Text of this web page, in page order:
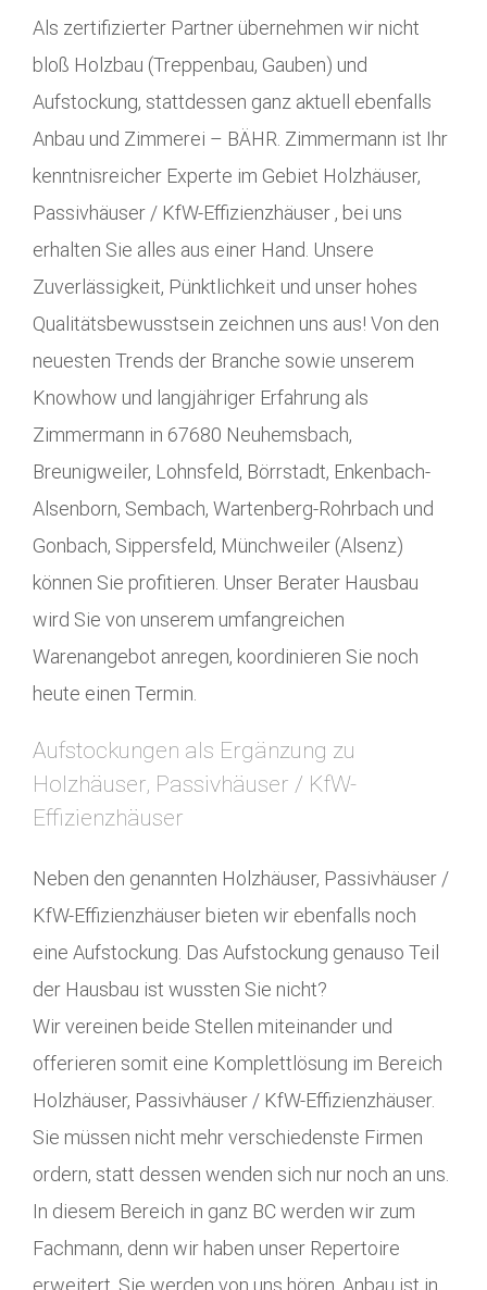
Als zertifizierter Partner übernehmen wir nicht
bloß Holzbau (Treppenbau, Gauben) und
Aufstockung, stattdessen ganz aktuell ebenfalls
Anbau und Zimmerei – BÄHR. Zimmermann ist Ihr
kenntnisreicher Experte im Gebiet Holzhäuser,
Passivhäuser / KfW-Effizienzhäuser , bei uns
erhalten Sie alles aus einer Hand. Unsere
Zuverlässigkeit, Pünktlichkeit und unser hohes
Qualitätsbewusstsein zeichnen uns aus! Von den
neuesten Trends der Branche sowie unserem
Knowhow und langjähriger Erfahrung als
Zimmermann in 67680 Neuhemsbach,
Breunigweiler, Lohnsfeld, Börrstadt, Enkenbach-
Alsenborn, Sembach, Wartenberg-Rohrbach und
Gonbach, Sippersfeld, Münchweiler (Alsenz)
können Sie profitieren. Unser Berater Hausbau
wird Sie von unserem umfangreichen
Warenangebot anregen, koordinieren Sie noch
heute einen Termin.
Aufstockungen als Ergänzung zu
Holzhäuser, Passivhäuser / KfW-
Effizienzhäuser
Neben den genannten Holzhäuser, Passivhäuser /
KfW-Effizienzhäuser bieten wir ebenfalls noch
eine Aufstockung. Das Aufstockung genauso Teil
der Hausbau ist wussten Sie nicht?
Wir vereinen beide Stellen miteinander und
offerieren somit eine Komplettlösung im Bereich
Holzhäuser, Passivhäuser / KfW-Effizienzhäuser.
Sie müssen nicht mehr verschiedenste Firmen
ordern, statt dessen wenden sich nur noch an uns.
In diesem Bereich in ganz BC werden wir zum
Fachmann, denn wir haben unser Repertoire
erweitert. Sie werden von uns hören. Anbau ist in